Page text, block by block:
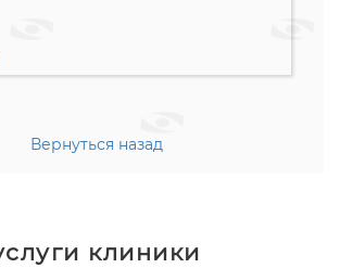
Вернуться назад
клиники